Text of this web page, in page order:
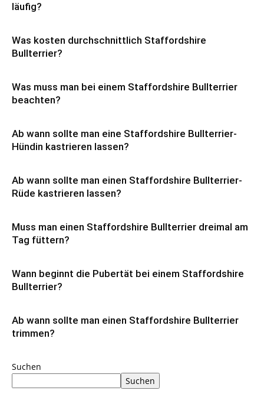
läufig?
Was kosten durchschnittlich Staffordshire
Bullterrier?
Was muss man bei einem Staffordshire Bullterrier
beachten?
Ab wann sollte man eine Staffordshire Bullterrier-
Hündin kastrieren lassen?
Ab wann sollte man einen Staffordshire Bullterrier-
Rüde kastrieren lassen?
Muss man einen Staffordshire Bullterrier dreimal am
Tag füttern?
Wann beginnt die Pubertät bei einem Staffordshire
Bullterrier?
Ab wann sollte man einen Staffordshire Bullterrier
trimmen?
Suchen
Suchen